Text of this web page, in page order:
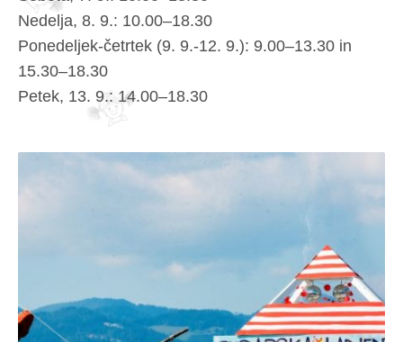
Nedelja, 8. 9.: 10.00–18.30
Ponedeljek-četrtek (9. 9.-12. 9.): 9.00–13.30 in
15.30–18.30
Petek, 13. 9.: 14.00–18.30